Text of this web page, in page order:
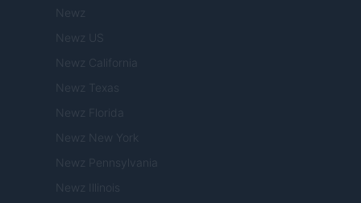
Newz
Newz US
Newz California
Newz Texas
Newz Florida
Newz New York
Newz Pennsylvania
Newz Illinois